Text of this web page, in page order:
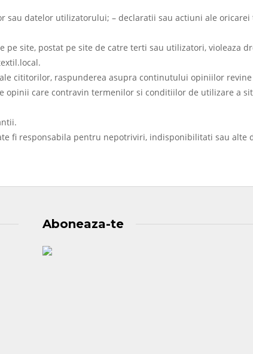
sau datelor utilizatorului; – declaratii sau actiuni ale
pe site, postat pe site de catre terti sau utilizatori, violeaza
cititorilor, raspunderea asupra continutului opiniilor revine
opinii care contravin termenilor si conditiilor de utilizare a
fi responsabila pentru nepotriviri, indisponibilitati sau
Aboneaza-te